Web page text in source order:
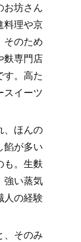
お坊さん
料理や京
そのため
麩専門店
す。高た
スイーツ
、ほんの
餡が多い
も。生麩
強い蒸気
人の経験
、そのみ